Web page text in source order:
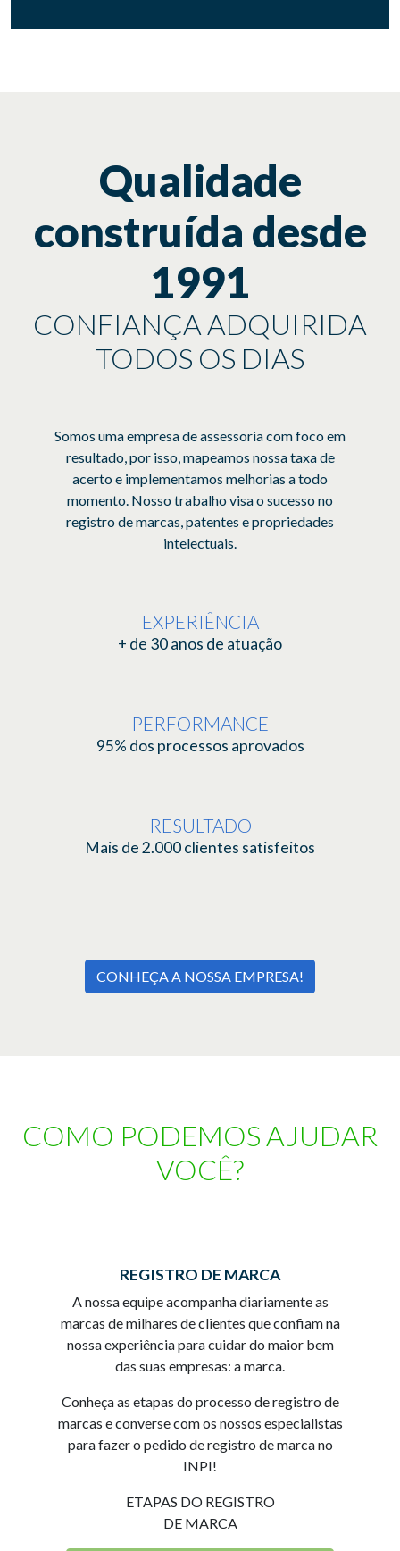
Qualidade
construída desde
1991
CONFIANÇA ADQUIRIDA
TODOS OS DIAS
Somos uma empresa de assessoria com foco em
resultado, por isso, mapeamos nossa taxa de
acerto e implementamos melhorias a todo
momento. Nosso trabalho visa o sucesso no
registro de marcas, patentes e propriedades
intelectuais.
EXPERIÊNCIA
+ de 30 anos de atuação
PERFORMANCE
95% dos processos aprovados
RESULTADO
Mais de 2.000 clientes satisfeitos
CONHEÇA A NOSSA EMPRESA!
COMO PODEMOS AJUDAR
VOCÊ?
REGISTRO DE MARCA
A nossa equipe acompanha diariamente as
marcas de milhares de clientes que confiam na
nossa experiência para cuidar do maior bem
das suas empresas: a marca.
Conheça as etapas do processo de registro de
marcas e converse com os nossos especialistas
para fazer o pedido de registro de marca no
INPI!
ETAPAS DO REGISTRO
DE MARCA